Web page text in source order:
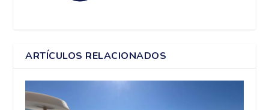
ARTÍCULOS RELACIONADOS